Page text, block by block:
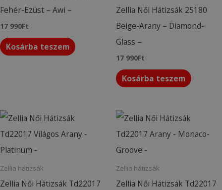
Fehér-Ezüst – Awi –
17 990Ft
Kosárba teszem
Zellia Női Hátizsák 25180
Beige-Arany – Diamond-
Glass –
17 990Ft
Kosárba teszem
Zellia hátizsák
Zellia Női Hátizsák Td22017
Zellia hátizsák
Zellia Női Hátizsák Td22017